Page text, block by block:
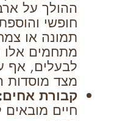
ההולך על
חופשי
תמונה או
מתחמים אלו
לבעלים, אף
מצד מוסדות
קבורת
חיים מובאים